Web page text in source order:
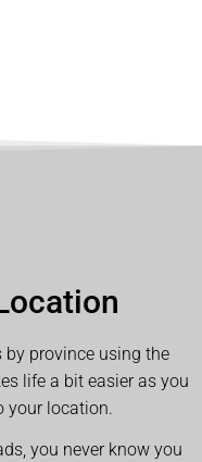
by province using the
life a bit easier as you
your location.
you never know you